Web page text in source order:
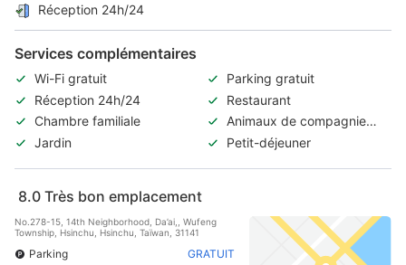
Réception 24h/24
Services complémentaires
Wi-Fi gratuit
Parking gratuit
Réception 24h/24
Restaurant
Chambre familiale
Animaux de compagnie
acceptés
Jardin Petit-déjeuner
8.0 Très bon emplacement
No.278-15, 14th Neighborhood, Da’ai,, Wufeng
Township, Hsinchu, Hsinchu, Taïwan, 31141
Parking
GRATUIT